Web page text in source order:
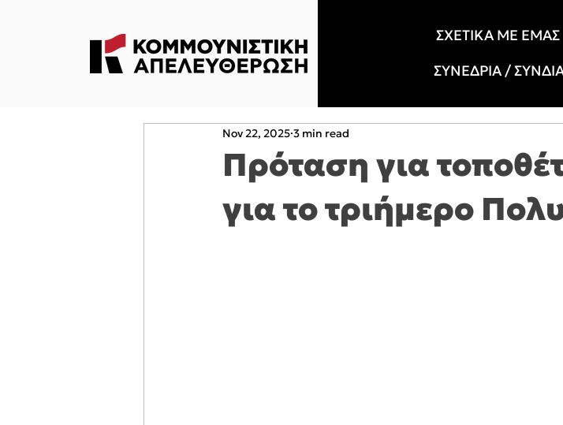
ΣΧΕΤΙΚΑ ΜΕ ΕΜΑΣ
ΣΥΝΕΔΡΙΑ /
Πρόταση για
για το τριήμερο
Nov 22, 2025 3 min read